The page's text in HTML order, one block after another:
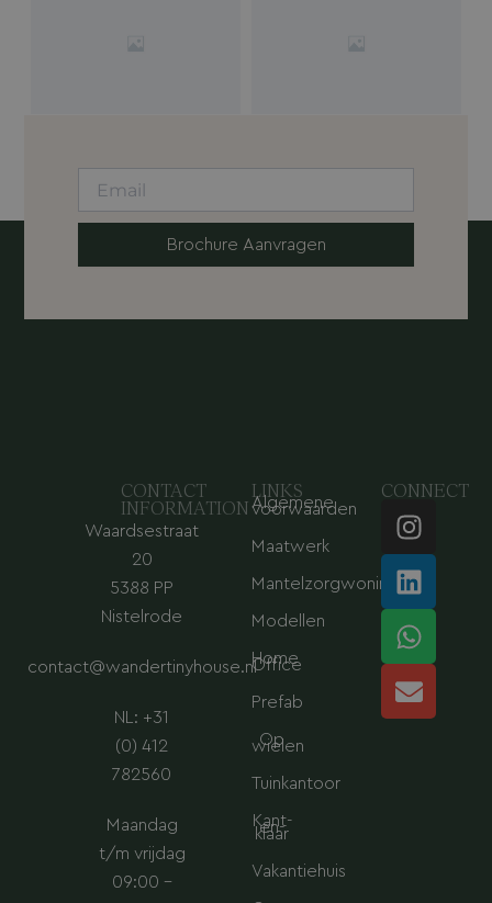
Brochure Aanvragen
CONTACT
INFORMATION
Waardsestraat
20
5388 PP
Nistelrode
contact@wandertinyhouse.nl
NL: +31
(0) 412
782560
Maandag
t/m vrijdag
09:00 –
LINKS
Algemene
voorwaarden
Maatwerk
Mantelzorgwoning
Modellen
Home
Office
Prefab
Op
wielen
Tuinkantoor
Kant-
en-
klaar
Vakantiehuis
CONNECT
I
n
s
t
a
g
r
a
L
i
n
k
e
d
i
n
W
h
a
t
s
a
p
p
E
n
v
e
l
o
p
e